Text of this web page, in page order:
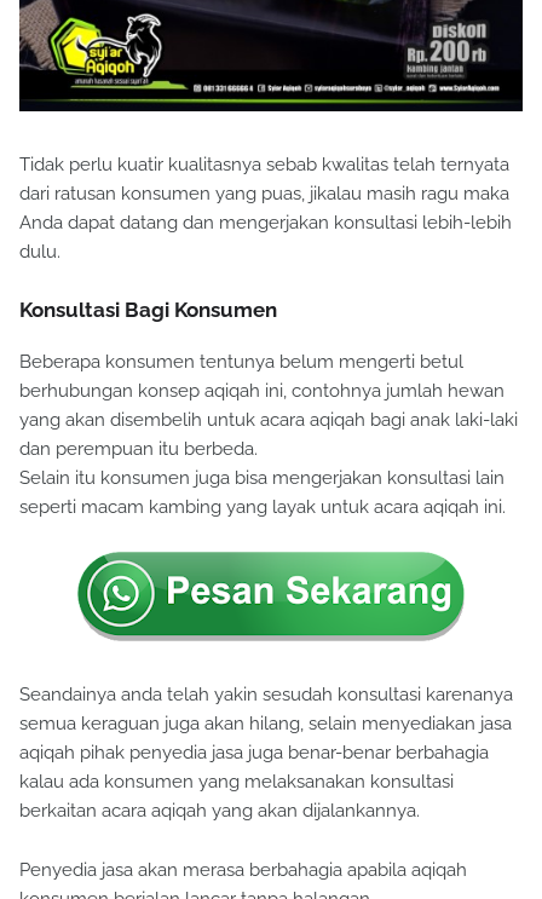
Tidak perlu kuatir kualitasnya sebab kwalitas telah ternyata
dari ratusan konsumen yang puas, jikalau masih ragu maka
Anda dapat datang dan mengerjakan konsultasi lebih-lebih
dulu.
Konsultasi Bagi Konsumen
Beberapa konsumen tentunya belum mengerti betul
berhubungan konsep aqiqah ini, contohnya jumlah hewan
yang akan disembelih untuk acara aqiqah bagi anak laki-laki
dan perempuan itu berbeda.
Selain itu konsumen juga bisa mengerjakan konsultasi lain
seperti macam kambing yang layak untuk acara aqiqah ini.
Seandainya anda telah yakin sesudah konsultasi karenanya
semua keraguan juga akan hilang, selain menyediakan jasa
aqiqah pihak penyedia jasa juga benar-benar berbahagia
kalau ada konsumen yang melaksanakan konsultasi
berkaitan acara aqiqah yang akan dijalankannya.
Penyedia jasa akan merasa berbahagia apabila aqiqah